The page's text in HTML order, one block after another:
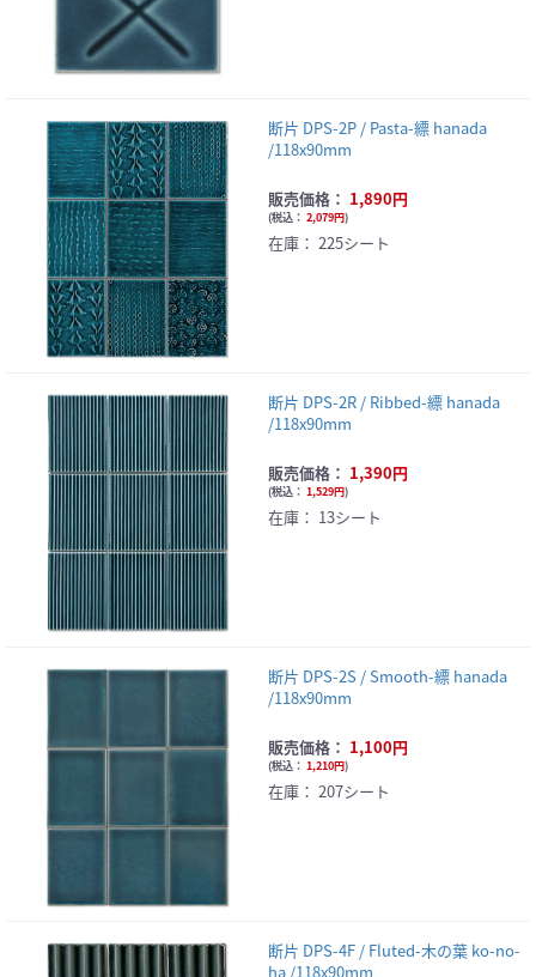
断片 DPS-2P / Pasta-縹 hanada
/118x90mm
販売価格： 1,890円
(税込： 2,079円)
在庫： 225シート
断片 DPS-2R / Ribbed-縹 hanada
/118x90mm
販売価格： 1,390円
(税込： 1,529円)
在庫： 13シート
断片 DPS-2S / Smooth-縹 hanada
/118x90mm
販売価格： 1,100円
(税込： 1,210円)
在庫： 207シート
断片 DPS-4F / Fluted-木の葉 ko-no-
ha /118x90mm